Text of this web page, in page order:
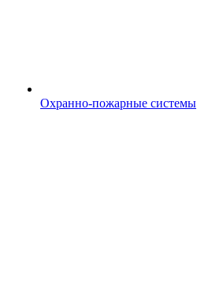
Охранно-пожарные системы